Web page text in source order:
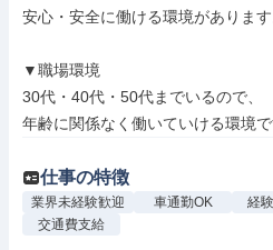
安心・安全に働ける環境があります
▼職場環境
30代・40代・50代までいるので、
年齢に関係なく働いていける環境で
仕事の特徴
業界未経験歓迎 車通勤OK 経
交通費支給